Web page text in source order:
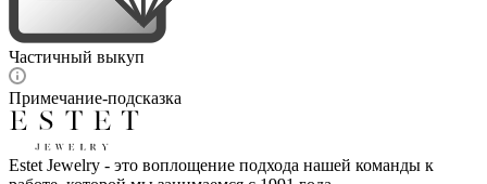
Частичный выкуп
Примечание-подсказка
Estet Jewelry - это воплощение подхода нашей команды к